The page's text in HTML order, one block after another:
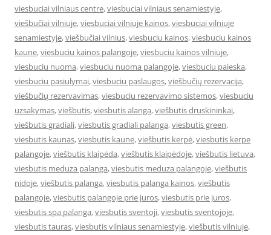
viesbuciai vilniaus centre,viesbuciai vilniaus senamiestyje,
viešbučiai vilniuje,viesbuciai vilniuje kainos,viesbuciai vilniuje
senamiestyje,viešbučiai vilnius,viesbuciu kainos,viesbuciu kainos
kaune,viesbuciu kainos palangoje,viesbuciu kainos vilniuje,
viesbuciu nuoma,viesbuciu nuoma palangoje,viesbuciu paieska,
viesbuciu pasiulymai,viesbuciu paslaugos,viešbučių rezervacija,
viešbučių rezervavimas,viesbuciu rezervavimo sistemos,viesbuciu
uzsakymas,viešbutis,viesbutis alanga,viešbutis druskininkai,
viešbutis gradiali,viesbutis gradiali palanga,viesbutis green,
viesbutis kaunas,viesbutis kaune,viešbutis kerpė,viesbutis kerpe
palangoje,viešbutis klaipėda,viešbutis klaipėdoje,viešbutis lietuva,
viesbutis meduza palanga,viesbutis meduza palangoje,viešbutis
nidoje,viešbutis palanga,viesbutis palanga kainos,viešbutis
palangoje,viesbutis palangoje prie juros,viesbutis prie juros,
viesbutis spa palanga,viesbutis sventoji,viesbutis sventojoje,
viesbutis tauras,viesbutis vilniaus senamiestyje,viešbutis vilniuje,